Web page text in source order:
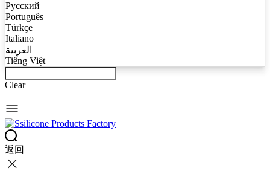
Русский
Português
Türkçe
Italiano
العربية
Tiếng Việt
Clear
返回